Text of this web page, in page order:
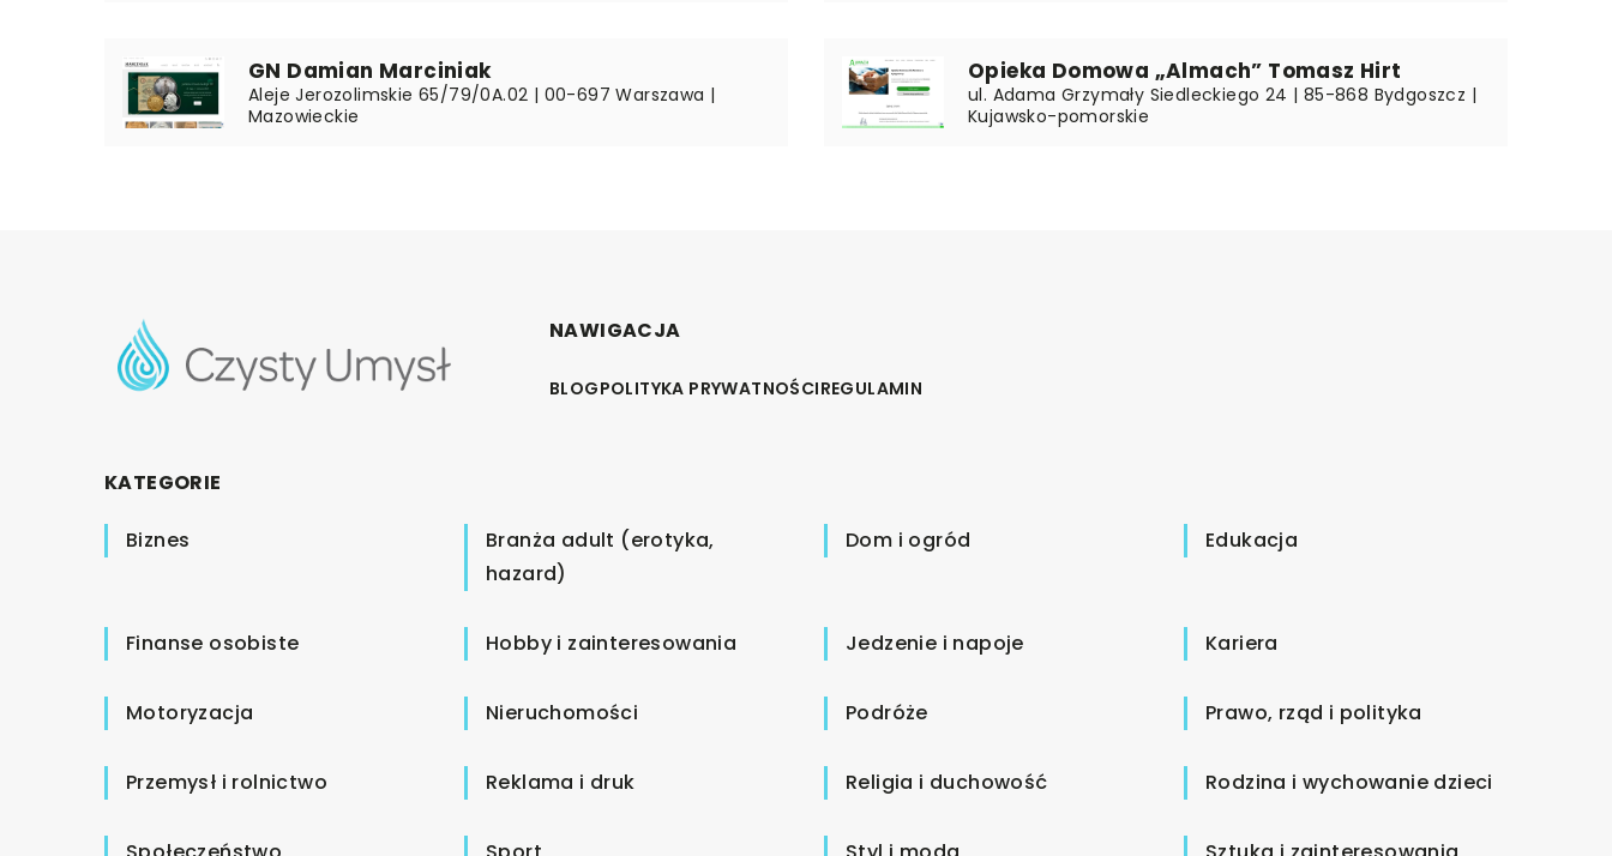
GN Damian Marciniak
Aleje Jerozolimskie 65/79/0A.02 | 00-697 Warszawa |
Mazowieckie
Opieka Domowa „Almach” Tomasz Hirt
ul. Adama Grzymały Siedleckiego 24 | 85-868 Bydgoszcz |
Kujawsko-pomorskie
NAWIGACJA
BLOGPOLITYKA PRYWATNOŚCIREGULAMIN
KATEGORIE
Biznes
Branża adult (erotyka,
hazard)
Dom i ogród Edukacja
Finanse osobiste Hobby i zainteresowania Jedzenie i napoje Kariera
Motoryzacja Nieruchomości Podróże Prawo, rząd i polityka
Przemysł i rolnictwo Reklama i druk Religia i duchowość Rodzina i wychowanie dzieci